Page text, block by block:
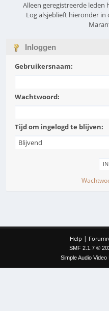
Alleen geregistreerde
Log alsjeblieft hieronder in
Inloggen
Gebruikersnaam:
Wachtwoord:
Tijd om ingelogd te blijven:
Help |
SMF 2.1.7 ©
Simple Audio Video